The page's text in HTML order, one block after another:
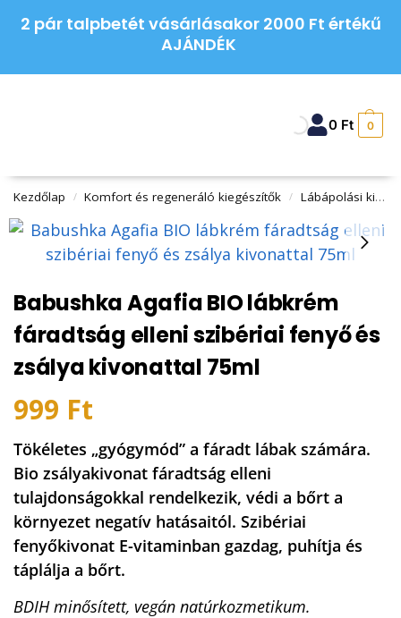
2 pár talpbetét vásárlásakor 2000 Ft értékű
AJÁNDÉK
0 Ft 0
Kezdőlap / Komfort és regeneráló kiegészítők / Lábápolási kiegészítők
Babushka Agafia BIO lábkrém
fáradtság elleni szibériai fenyő és
zsálya kivonattal 75ml
999 Ft
Tökéletes „gyógymód” a fáradt lábak számára.
Bio zsályakivonat fáradtság elleni
tulajdonságokkal rendelkezik, védi a bőrt a
környezet negatív hatásaitól. Szibériai
fenyőkivonat E-vitaminban gazdag, puhítja és
táplálja a bőrt.
BDIH minősített, vegán natúrkozmetikum.